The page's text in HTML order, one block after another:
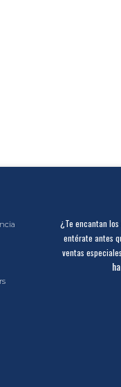
¿Te encantan
entérate antes
ventas